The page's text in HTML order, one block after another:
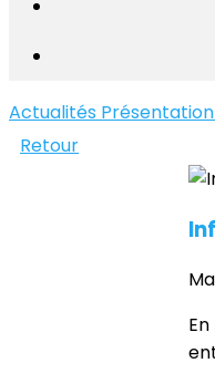
Actualités Présentation
Retour